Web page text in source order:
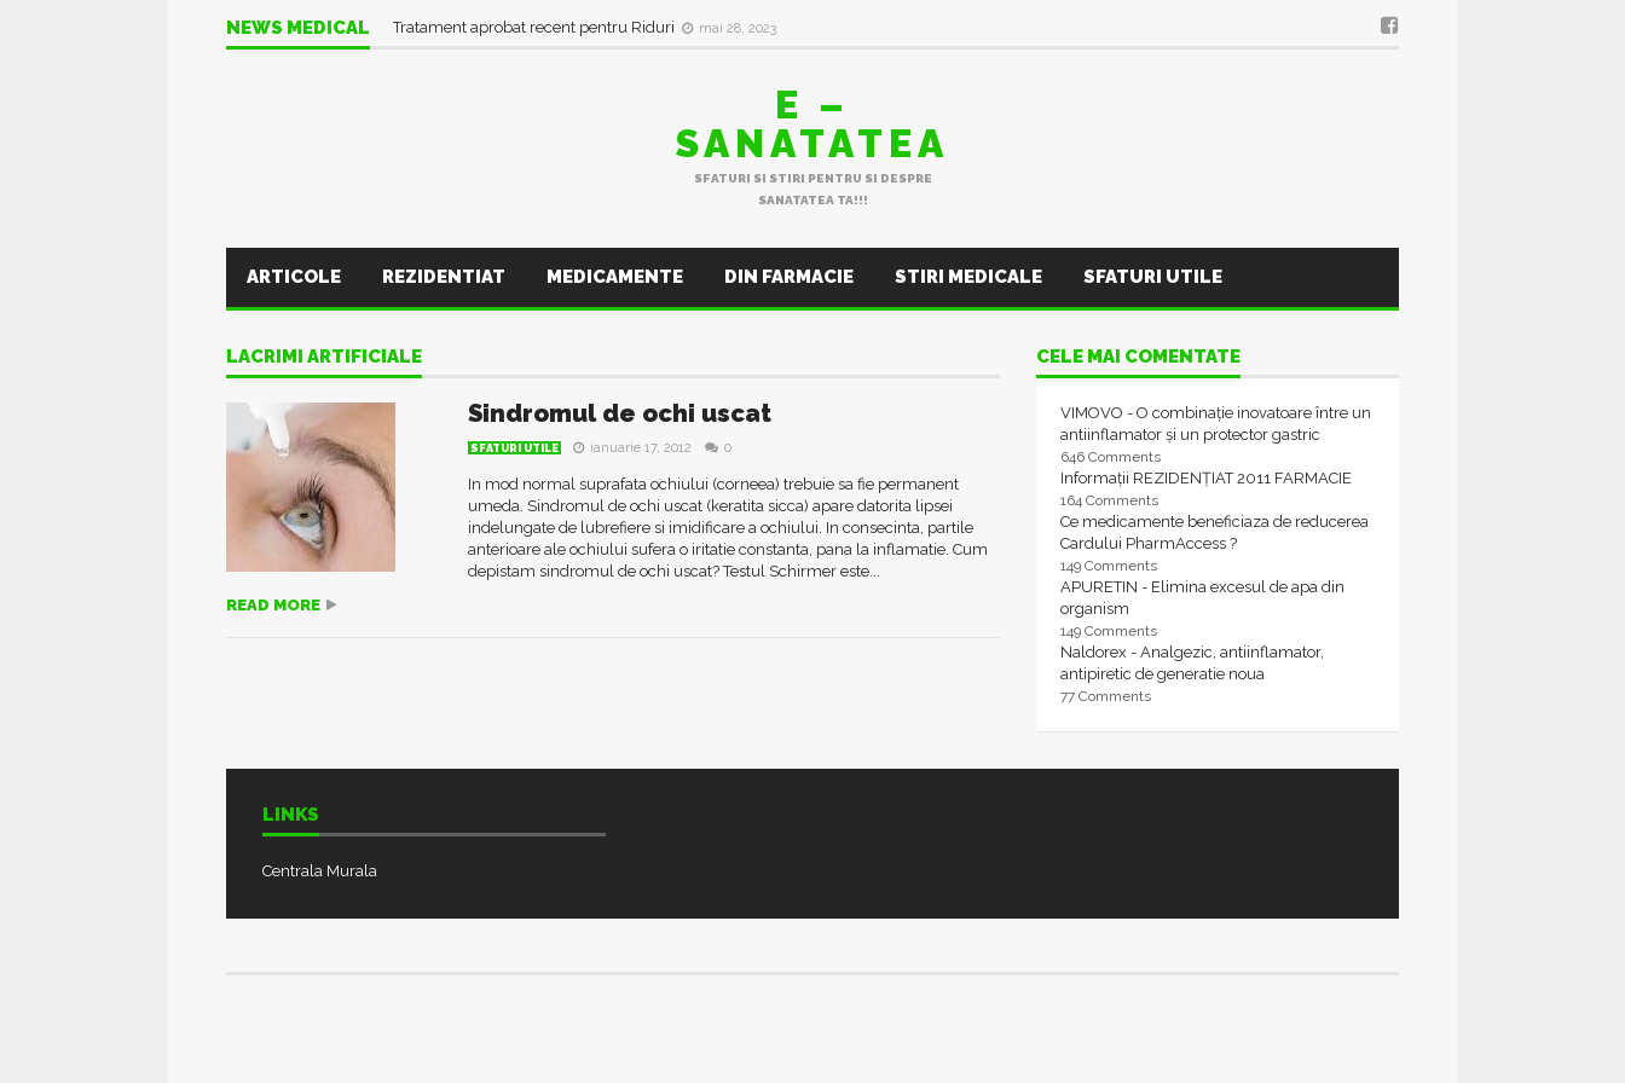
NEWS MEDICAL Tratament aprobat recent pentru Riduri mai 28, 2023
E –
SANATATEA
SFATURI SI STIRI PENTRU SI DESPRE
SANATATEA TA!!!
ARTICOLE REZIDENTIAT MEDICAMENTE DIN FARMACIE STIRI MEDICALE SFATURI UTILE
LACRIMI ARTIFICIALE
Sindromul de ochi uscat
SFATURI UTILE ianuarie 17, 2012 0
In mod normal suprafata ochiului (corneea) trebuie sa fie permanent
umeda. Sindromul de ochi uscat (keratita sicca) apare datorita lipsei
indelungate de lubrefiere si imidificare a ochiului. In consecinta, partile
anterioare ale ochiului sufera o iritatie constanta, pana la inflamatie. Cum
depistam sindromul de ochi uscat? Testul Schirmer este...
READ MORE
CELE MAI COMENTATE
VIMOVO - O combinație inovatoare între un
antiinflamator și un protector gastric
646 Comments
Informații REZIDENȚIAT 2011 FARMACIE
164 Comments
Ce medicamente beneficiaza de reducerea
Cardului PharmAccess ?
149 Comments
APURETIN - Elimina excesul de apa din
organism
149 Comments
Naldorex - Analgezic, antiinflamator,
antipiretic de generatie noua
77 Comments
LINKS
Centrala Murala